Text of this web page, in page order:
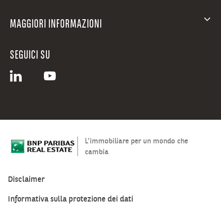
MAGGIORI INFORMAZIONI
SEGUICI SU
L’immobiliare per un mondo che
cambia
Disclaimer
Informativa sulla protezione dei dati